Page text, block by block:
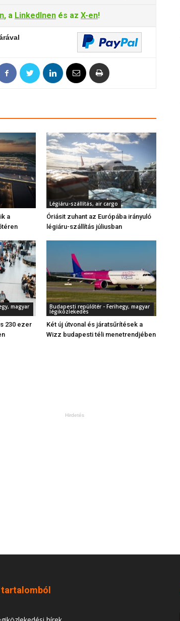
, a LinkedInen és az X-en!
a
Légiáru-szállítás, air cargo
Óriásit zuhant az Európába irányuló
légiáru-szállítás júliusban
magyar
230 ezer
Budapesti repülőtér - Ferihegy, magyar
légiközlekedés
Két új útvonal és járatsűrítések a
Wizz budapesti téli menetrendjében
Hirdetés